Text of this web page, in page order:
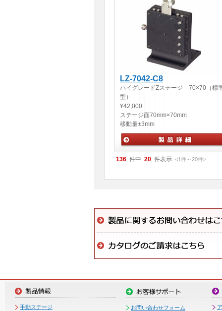
LZ-7042-C8
ハイグレードZステージ 70×70（標
型）
¥42,000
ステージ面70mm×70mm
移動量±3mm
手動ステージ
136 件中 20 件表示 <1件～20件>
手動ステージ
お問い合わせフォーム